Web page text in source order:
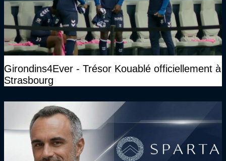
Girondins4Ever - Trésor Kouablé officiellement à
Strasbourg